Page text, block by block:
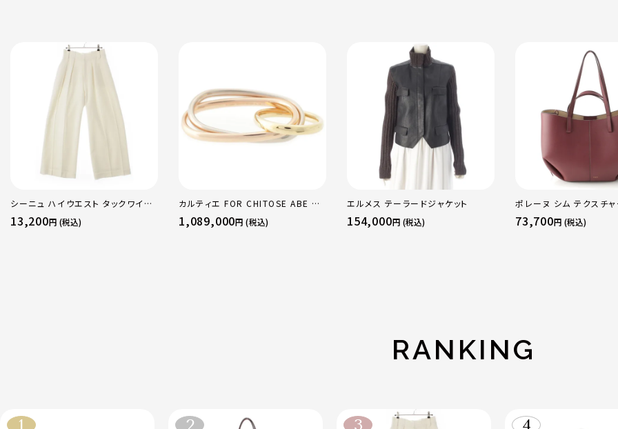
シーニュ ハイウエスト タックワイド
パンツ ボトムス オフホワイト 0
13,200円 (税込)
カルティエ FOR CHITOSE ABE OF
sacai サカイ 750 YG×PG×WG
トリニティ リング 指輪 マルチカラー
1,089,000円 (税込)
エルメス テーラードジャケット
154,000円 (税込)
ポレーヌ シム テクスチ
レザー トートバッグ ダー
レギュラー
73,700円 (税込)
RANKING